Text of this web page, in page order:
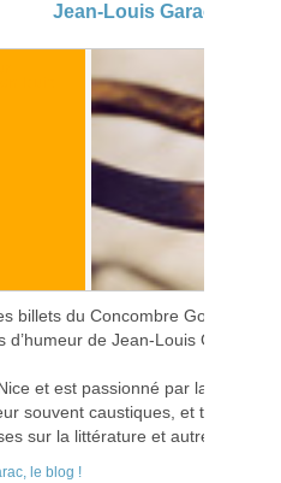
Jean-Louis Garac, le
billets du Concombre Godifié et
de Jean-Louis Garac
et est passionné par la
souvent caustiques, et toujours
sur la littérature et autres arts. A
le blog !